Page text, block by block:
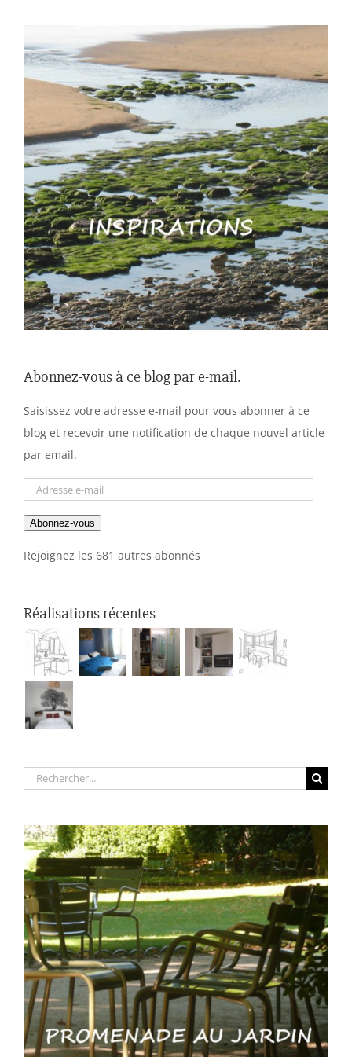
Abonnez-vous à ce blog par e-mail.
Saisissez votre adresse e-mail pour vous abonner à ce
blog et recevoir une notification de chaque nouvel article
par email.
Adresse
mail
Abonnez-vous
Rejoignez les 681 autres abonnés
Réalisations récentes
Rechercher: